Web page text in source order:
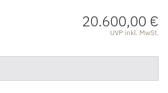
20.600,00 €
UVP inkl. MwSt.